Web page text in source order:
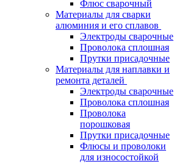
Флюс сварочный
Материалы для сварки
алюминия и его сплавов
Электроды сварочные
Проволока сплошная
Прутки присадочные
Материалы для наплавки и
ремонта деталей
Электроды сварочные
Проволока сплошная
Проволока
порошковая
Прутки присадочные
Флюсы и проволоки
для износостойкой